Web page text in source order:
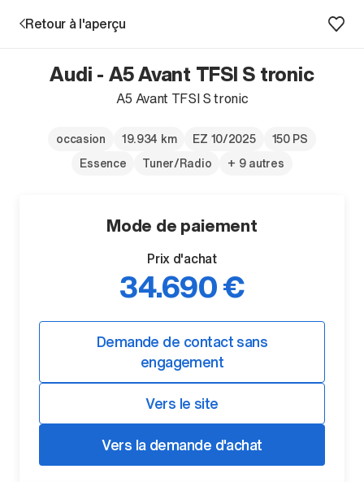
Prestations
Succursales
Retour à l'aperçu
Audi - A5 Avant TFSI S tronic
A5 Avant TFSI S tronic
occasion 19.934 km EZ 10/2025
150 PS
Essence
Tuner/Radio + 9 autres
Mode de paiement
Prix d'achat
34.690 €
Demande de contact sans
engagement
Vers le site
Vers la demande d'achat